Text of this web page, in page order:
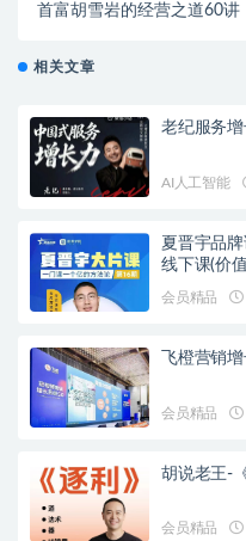
首富胡雪岩的经营之道60讲
相关文章
老纪服务
AI人工智能
夏晋宇品
线下课(价
会员精品
飞橙营销
会员精品
胡说老王-
会员精品